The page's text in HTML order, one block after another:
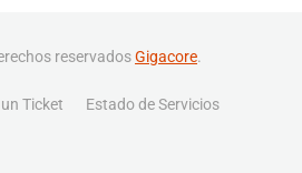
reservadosGigacore.
Ticket
Estado de Servicios